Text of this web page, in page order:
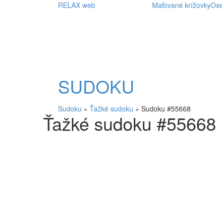
RELAX web Maľované krížovky
SUDOKU
Sudoku » Ťažké sudoku » Sudoku #55668
Ťažké sudoku #55668